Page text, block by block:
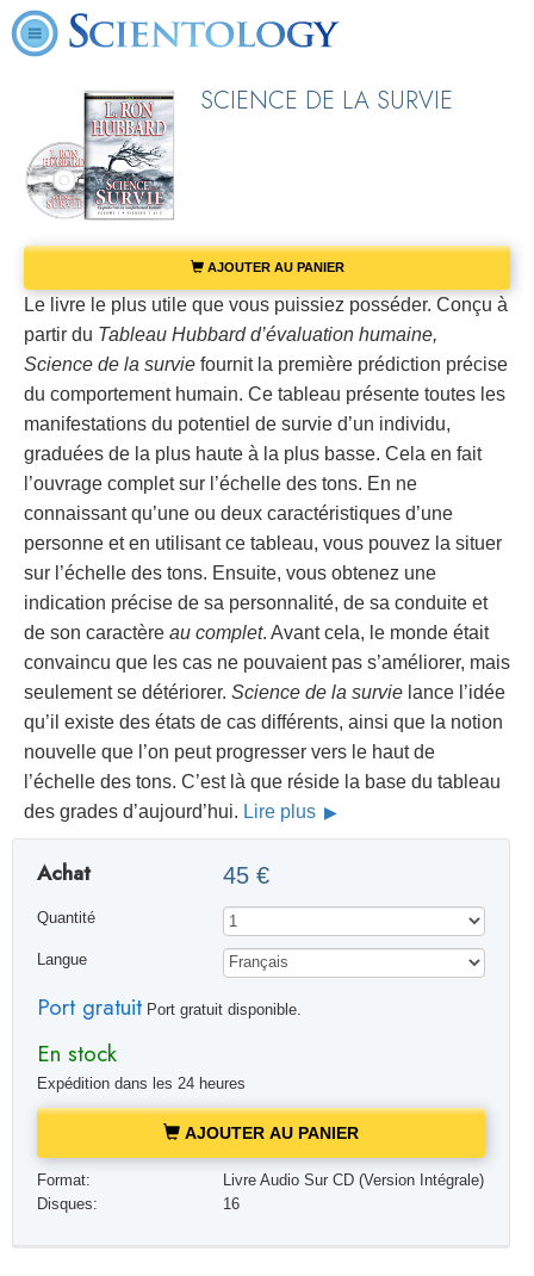
SCIENCE DE LA SURVIE
AJOUTER AU PANIER
Le livre le plus utile que vous puissiez posséder. Conçu à
partir du Tableau Hubbard d’évaluation humaine,
Science de la survie fournit la première prédiction précise
du comportement humain. Ce tableau présente toutes les
manifestations du potentiel de survie d’un individu,
graduées de la plus haute à la plus basse. Cela en fait
l’ouvrage complet sur l’échelle des tons. En ne
connaissant qu’une ou deux caractéristiques d’une
personne et en utilisant ce tableau, vous pouvez la situer
sur l’échelle des tons. Ensuite, vous obtenez une
indication précise de sa personnalité, de sa conduite et
de son caractère au complet. Avant cela, le monde était
convaincu que les cas ne pouvaient pas s’améliorer, mais
seulement se détériorer. Science de la survie lance l’idée
qu’il existe des états de cas différents, ainsi que la notion
nouvelle que l’on peut progresser vers le haut de
l’échelle des tons. C’est là que réside la base du tableau
des grades d’aujourd’hui. Lire plus
Achat 45 €
Quantité
Langue
Port gratuitPort gratuit disponible.
En stock
Expédition dans les 24 heures
AJOUTER AU PANIER
Format:
Livre Audio Sur CD (Version Intégrale)
Disques:
16